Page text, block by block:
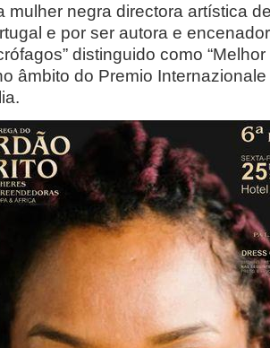
mulher negra directora artística
e por ser autora e
distinguido como
âmbito do Premio